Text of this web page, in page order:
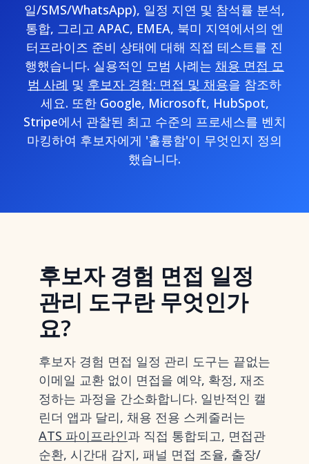
일/SMS/WhatsApp), 일정 지연 및 참석률 분석,
통합, 그리고 APAC, EMEA, 북미 지역에서의 엔
터프라이즈 준비 상태에 대해 직접 테스트를 진
행했습니다. 실용적인 모범 사례는 채용 면접 모
범 사례 및 후보자 경험: 면접 및 채용을 참조하
세요. 또한 Google, Microsoft, HubSpot,
Stripe에서 관찰된 최고 수준의 프로세스를 벤치
마킹하여 후보자에게 '훌륭함'이 무엇인지 정의
했습니다.
후보자 경험 면접 일정
관리 도구란 무엇인가
요?
후보자 경험 면접 일정 관리 도구는 끝없는
이메일 교환 없이 면접을 예약, 확정, 재조
정하는 과정을 간소화합니다. 일반적인 캘
린더 앱과 달리, 채용 전용 스케줄러는
ATS 파이프라인과 직접 통합되고, 면접관
순환, 시간대 감지, 패널 면접 조율, 출장/